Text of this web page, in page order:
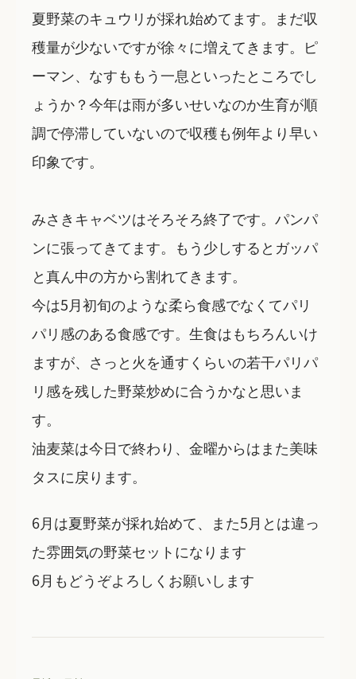
夏野菜のキュウリが採れ始めてます。まだ収
穫量が少ないですが徐々に増えてきます。ピ
ーマン、なすももう一息といったところでし
ょうか？今年は雨が多いせいなのか生育が順
調で停滞していないので収穫も例年より早い
印象です。
みさきキャベツはそろそろ終了です。パンパ
ンに張ってきてます。もう少しするとガッパ
と真ん中の方から割れてきます。
今は5月初旬のような柔ら食感でなくてパリ
パリ感のある食感です。生食はもちろんいけ
ますが、さっと火を通すくらいの若干パリパ
リ感を残した野菜炒めに合うかなと思いま
す。
油麦菜は今日で終わり、金曜からはまた美味
タスに戻ります。
6月は夏野菜が採れ始めて、また5月とは違っ
た雰囲気の野菜セットになります
6月もどうぞよろしくお願いします